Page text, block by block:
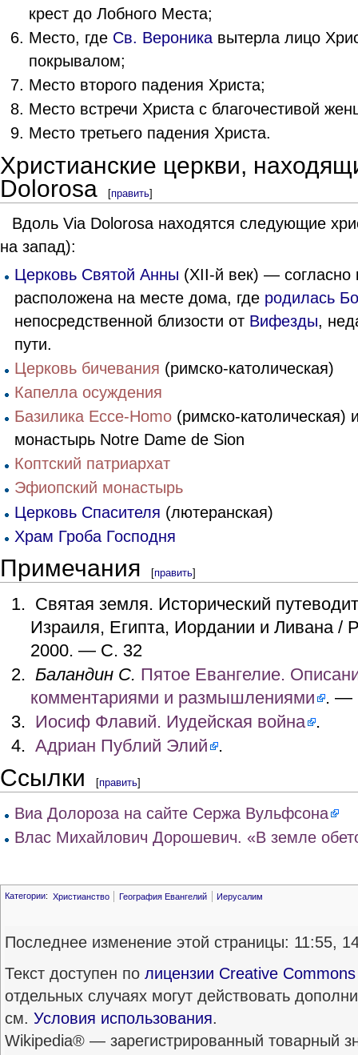
крест до Лобного Места;
Место, где Св. Вероникавытерла лицо
покрывалом;
Место второго падения Христа;
Место встречи Христа с благочестивой
Место третьего падения Христа.
Христианские церкви,
Dolorosa
[править]
Вдоль Via Dolorosa находятся следующие
на запад):
Церковь Святой Анны (XII-й век) — согласно
расположена на месте дома, где родилась
непосредственной близости от Вифезды,
пути.
Церковь бичевания (римско-католическая)
Капелла осуждения
Базилика Ecce-Homo(римско-католическая)
монастырь Notre Dame de Sion
Коптский патриархат
Эфиопский монастырь
Церковь Спасителя (лютеранская)
Храм Гроба Господня
Примечания [править]
Святая земля. Исторический
Израиля, Египта, Иордании и Ливана
2000. — С. 32
Баландин С. Пятое Евангелие.
комментариями и размышлениями
. —
Иосиф Флавий. Иудейская война .
Адриан Публий Элий
.
Ссылки [править]
Виа Долороза на сайте Сержа Вульфсона
Влас Михайлович Дорошевич. «В земле
Категории: Христианство География Евангелий Иерусалим
Последнее изменение этой страницы: 11:55,
Текст доступен по лицензии Creative
отдельных случаях могут действовать
см. Условия использования.
Wikipedia® — зарегистрированный товарный